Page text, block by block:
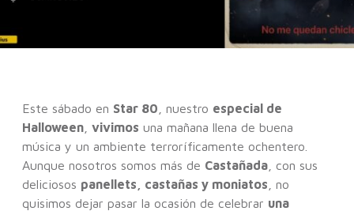
Este sábado en Star 80 , nuestro especial de
Halloween vivimos una mañana llena de buena
música y un ambiente terroríficamente ochentero.
Aunque nosotros somos más de Castañada , con sus
deliciosos panellets, castañas y moniatos , no
quisimos dejar pasar la ocasión de celebrar una